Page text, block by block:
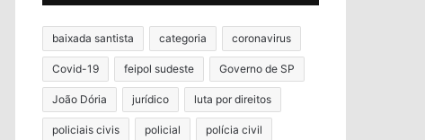
baixada santista categoria coronavirus
Covid-19 feipol sudeste Governo de SP
João Dória jurídico luta por direitos
policiais civis policial polícia civil